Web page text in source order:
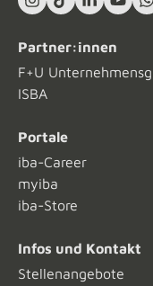
Instagram
TikTokLinkedIn
Partner:innen
F+U
ISBA
Portale
iba-Career
myiba
iba-Store
Infos und Kontakt
Stellenangebote